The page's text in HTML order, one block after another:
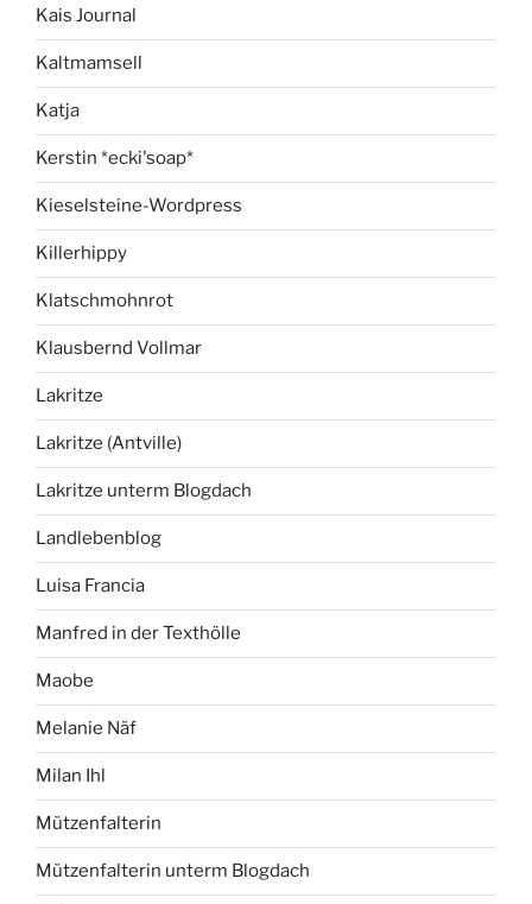
Kais Journal
Kaltmamsell
Katja
Kerstin *ecki'soap*
Kieselsteine-Wordpress
Killerhippy
Klatschmohnrot
Klausbernd Vollmar
Lakritze
Lakritze (Antville)
Lakritze unterm Blogdach
Landlebenblog
Luisa Francia
Manfred in der Texthölle
Maobe
Melanie Näf
Milan Ihl
Mützenfalterin
Mützenfalterin unterm Blogdach